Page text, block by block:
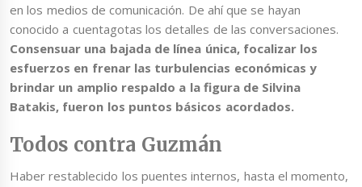
en los medios de comunicación. De ahí que se hayan
conocido a cuentagotas los detalles de las conversaciones.
Consensuar una bajada de línea única, focalizar los
esfuerzos en frenar las turbulencias económicas y
brindar un amplio respaldo a la figura de Silvina
Batakis, fueron los puntos básicos acordados.
Todos contra Guzmán
Haber restablecido los puentes internos, hasta el momento,